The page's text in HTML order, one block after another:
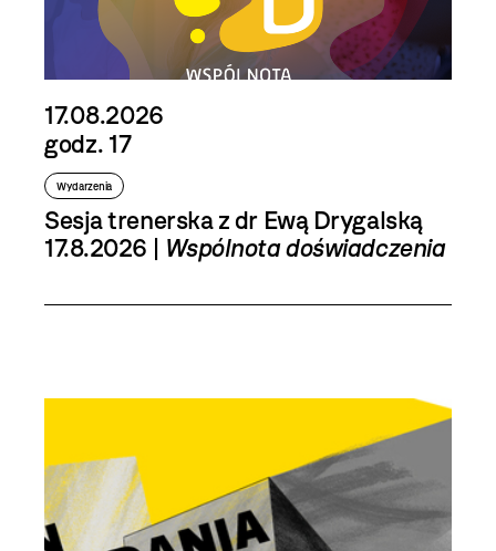
17.08.2026
godz. 17
Wydarzenia
Sesja trenerska z dr Ewą Drygalską
17.8.2026 |
Wspólnota doświadczenia